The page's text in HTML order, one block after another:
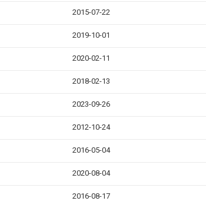
2015-07-22
2019-10-01
2020-02-11
2018-02-13
2023-09-26
2012-10-24
2016-05-04
2020-08-04
2016-08-17